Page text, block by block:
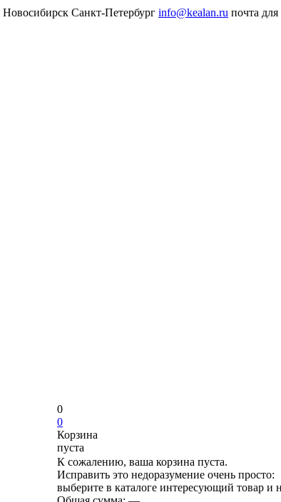
Новосибирск Санкт-Петербург info@kealan.ru почта для
0
0
Корзина
пуста
К сожалению, ваша корзина пуста.
Исправить это недоразумение очень просто:
выберите в каталоге интересующий товар и